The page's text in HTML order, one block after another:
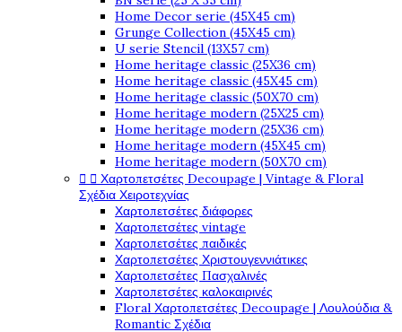
Home Decor serie (45X45 cm)
Grunge Collection (45X45 cm)
U serie Stencil (13X57 cm)
Home heritage classic (25X36 cm)
Home heritage classic (45X45 cm)
Home heritage classic (50X70 cm)
Home heritage modern (25X25 cm)
Home heritage modern (25X36 cm)
Home heritage modern (45X45 cm)
Home heritage modern (50X70 cm)
  Χαρτοπετσέτες Decoupage | Vintage & Floral
Σχέδια Χειροτεχνίας
Χαρτοπετσέτες διάφορες
Χαρτοπετσέτες vintage
Χαρτοπετσέτες παιδικές
Χαρτοπετσέτες Χριστουγεννιάτικες
Χαρτοπετσέτες Πασχαλινές
Χαρτοπετσέτες καλοκαιρινές
Floral Χαρτοπετσέτες Decoupage | Λουλούδια &
Romantic Σχέδια